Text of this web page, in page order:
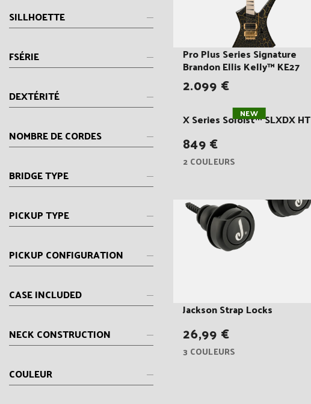
SILLHOETTE
FSÉRIE
DEXTÉRITÉ
NOMBRE DE CORDES
BRIDGE TYPE
PICKUP TYPE
PICKUP CONFIGURATION
CASE INCLUDED
NECK CONSTRUCTION
COULEUR
Pro Plus Series Signature
Brandon Ellis Kelly™ KE27
2.099 €
NEW
X Series Soloist™ SLXDX HT
849 €
2 COULEURS
Jackson Strap Locks
26,99 €
3 COULEURS